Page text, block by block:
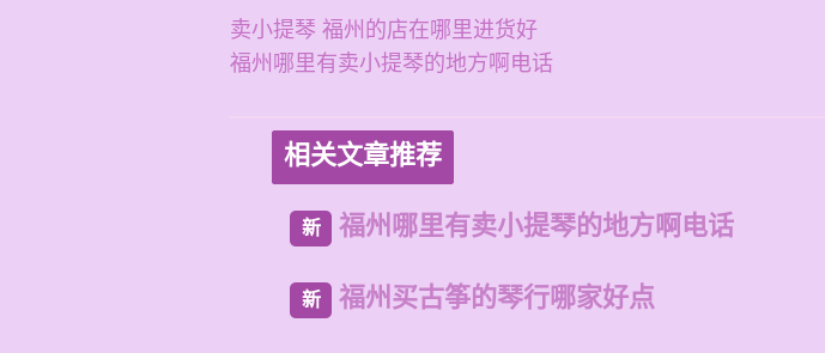
卖小提琴 福州的店在哪里进货好
福州哪里有卖小提琴的地方啊电话
相关文章推荐
新 福州哪里有卖小提琴的地方啊电话
新 福州买古筝的琴行哪家好点